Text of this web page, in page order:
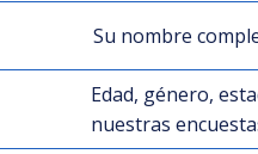
Su nombre
Edad, género,
nuestras